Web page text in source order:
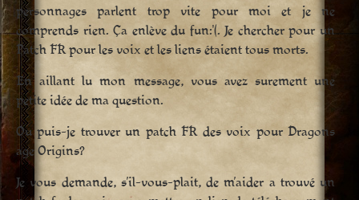
personnages parlent trop vite pour moi et je ne
comprends rien. Ça enlève du fun:'(. Je chercher pour un
Patch FR pour les voix et les liens étaient tous morts.
En aillant lu mon message, vous avez surement une
petite idée de ma question.
Ou puis-je trouver un patch FR des voix pour Dragons
age Origins?
Je vous demande, s’il-vous-plait, de m’aider a trouvé un